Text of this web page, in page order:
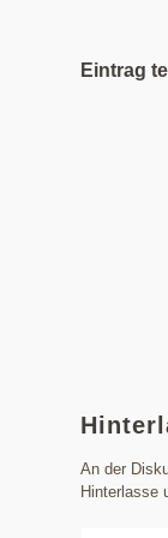
Eintrag
An der
Hinterlasse